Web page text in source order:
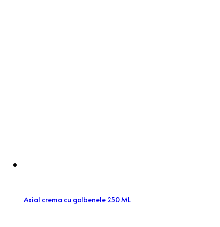
Axial crema cu galbenele 250 ML